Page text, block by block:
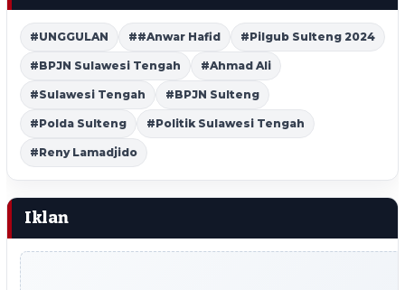
#UNGGULAN ##Anwar Hafid #Pilgub Sulteng 2024
#BPJN Sulawesi Tengah #Ahmad Ali
#Sulawesi Tengah #BPJN Sulteng
#Polda Sulteng #Politik Sulawesi Tengah
#Reny Lamadjido
Iklan